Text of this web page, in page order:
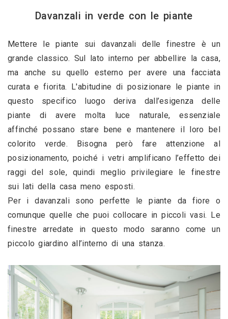
Davanzali in verde con le piante
Mettere le piante sui davanzali delle finestre è un
grande classico. Sul lato interno per abbellire la casa,
ma anche su quello esterno per avere una facciata
curata e fiorita. L'abitudine di posizionare le piante in
questo specifico luogo deriva dall’esigenza delle
piante di avere molta luce naturale, essenziale
affinché possano stare bene e mantenere il loro bel
colorito verde. Bisogna però fare attenzione al
posizionamento, poiché i vetri amplificano l’effetto dei
raggi del sole, quindi meglio privilegiare le finestre
sui lati della casa meno esposti.
Per i davanzali sono perfette le piante da fiore o
comunque quelle che puoi collocare in piccoli vasi. Le
finestre arredate in questo modo saranno come un
piccolo giardino all’interno di una stanza.